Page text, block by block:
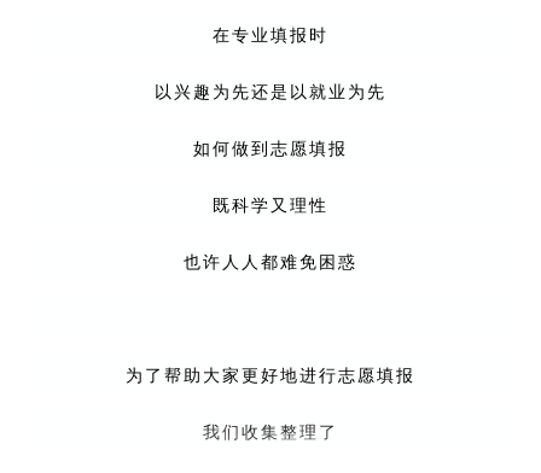
在专业填报时
以兴趣为先还是以就业为先
如何做到志愿填报
既科学又理性
也许人人都难免困惑
为了帮助大家更好地进行志愿填报
我们收集整理了